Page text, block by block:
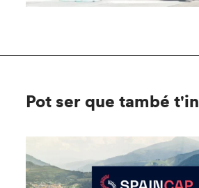
Pot ser que també